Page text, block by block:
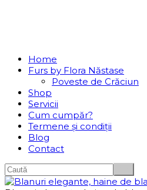
Home
Furs by Flora Năstase
Poveste de Crăciun
Shop
Servicii
Cum cumpăr?
Termene și condiții
Blog
Contact